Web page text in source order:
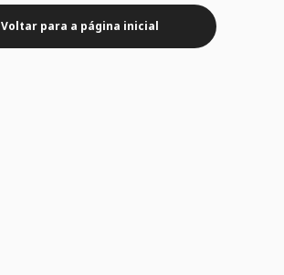
Voltar para a página inicial